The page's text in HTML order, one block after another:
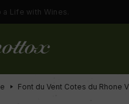
Life with Wines.
Font du Vent Cotes du Rhone